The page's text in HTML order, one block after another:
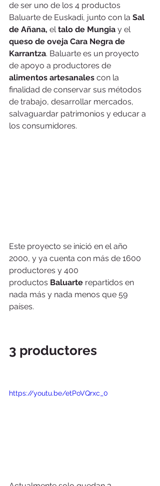
de ser uno de los 4 productos
Baluarte de Euskadi, junto con la Sal
de Añana, el talo de Mungia y el
queso de oveja Cara Negra de
Karrantza. Baluarte es un proyecto
de apoyo a productores de
alimentos artesanales con la
finalidad de conservar sus métodos
de trabajo, desarrollar mercados,
salvaguardar patrimonios y educar a
los consumidores.
Este proyecto se inició en el año
2000, y ya cuenta con más de 1600
productores y 400
productos Baluarte repartidos en
nada más y nada menos que 59
países.
3 productores
https://youtu.be/etPoVQrxc_0